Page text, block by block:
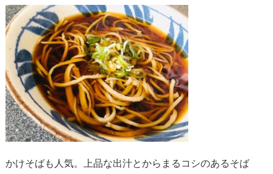
かけそばも人気。上品な出汁とからまるコシのあるそば